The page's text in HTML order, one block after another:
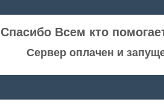
Спасибо Всем кто
Сервер оплачен и